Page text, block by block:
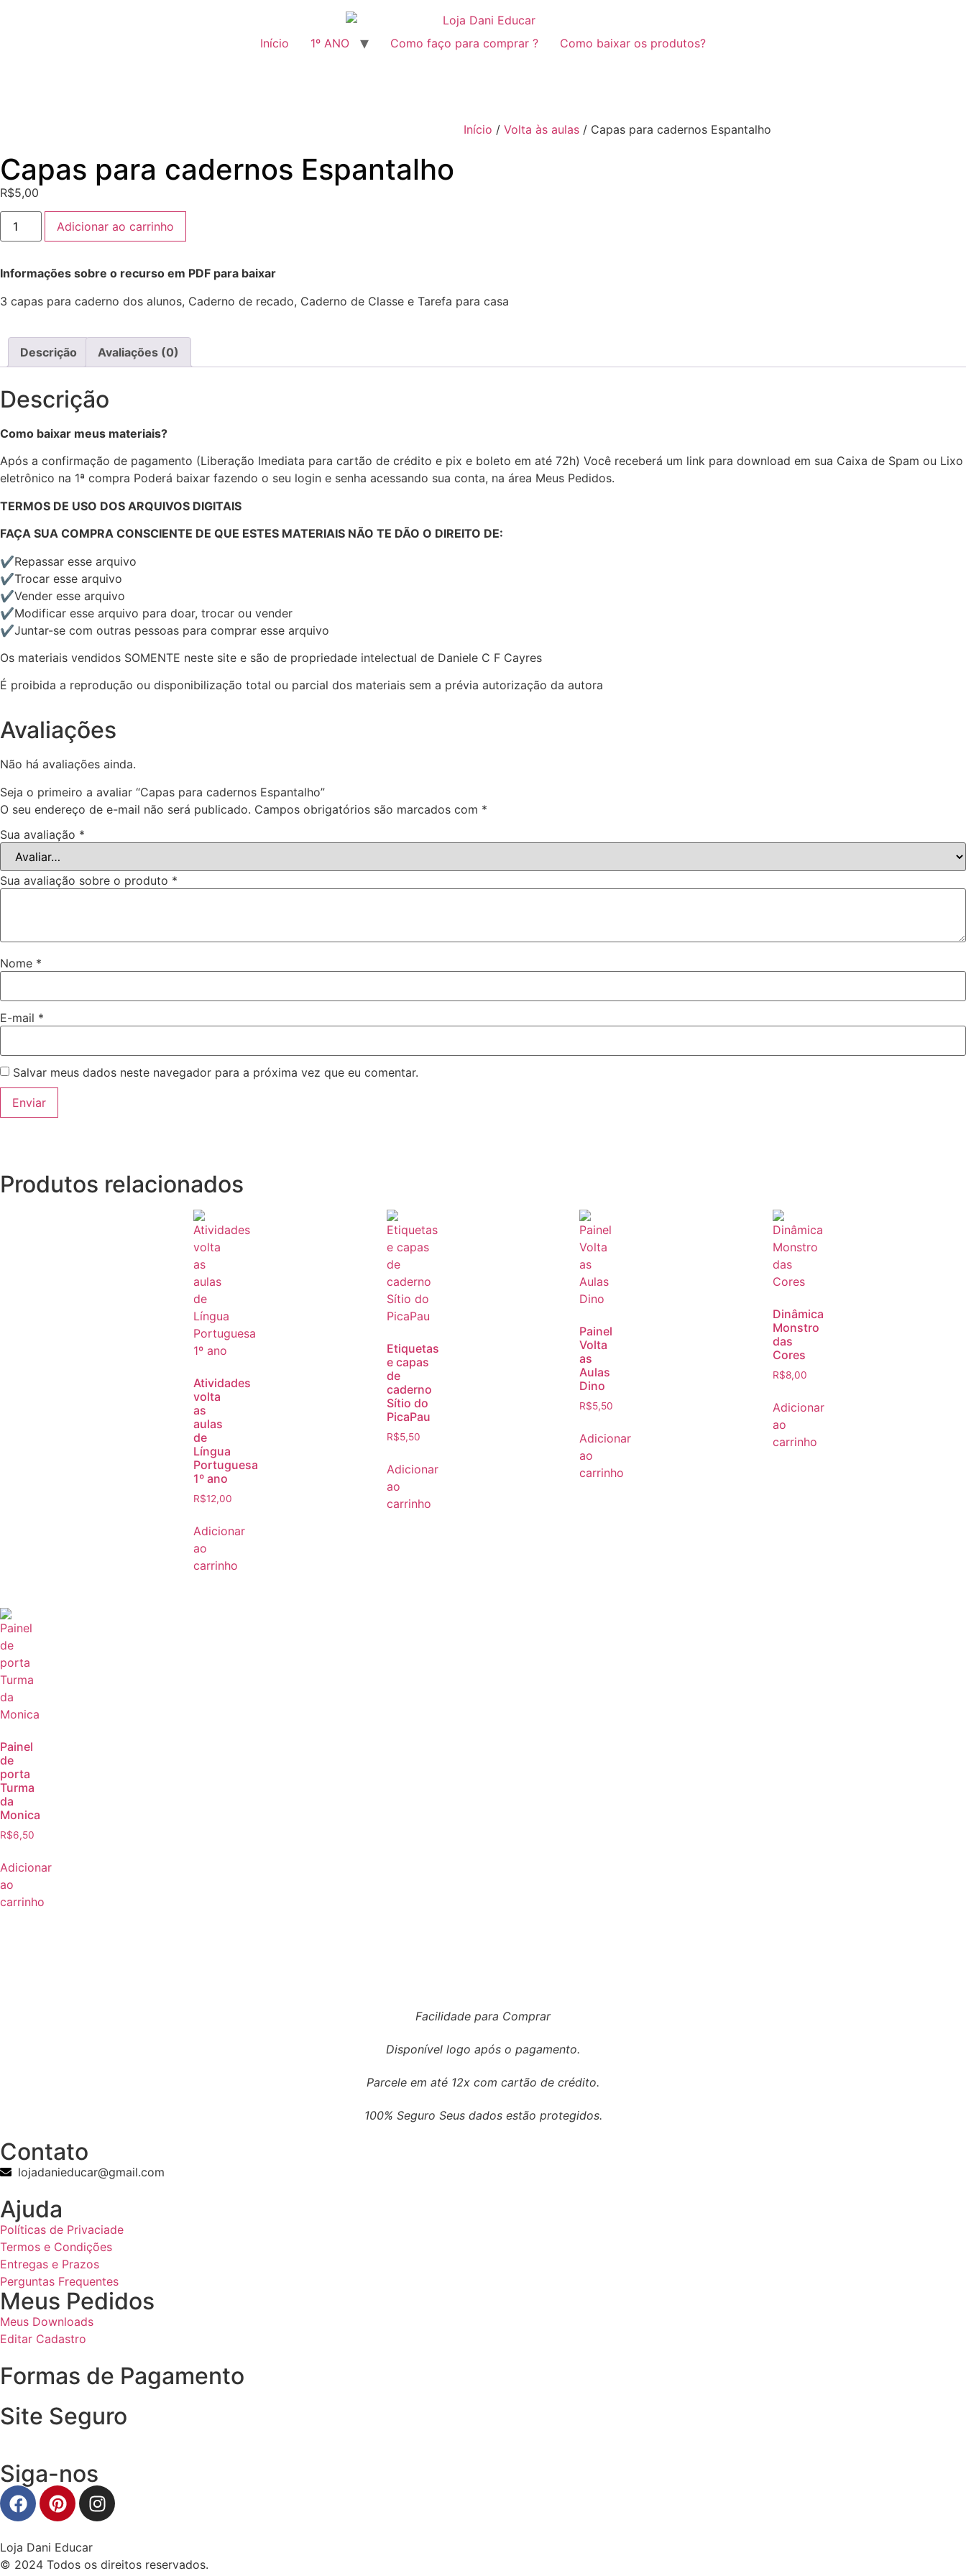
Início 1º ANO Como faço para comprar ? Como baixar os produtos?
Início /Volta às aulas / Capas para cadernos Espantalho
Capas para cadernos Espantalho
R$5,00
Adicionar ao carrinho
Informações sobre o recurso em PDF para baixar
3 capas para caderno dos alunos, Caderno de recado, Caderno de Classe e Tarefa para casa
Descrição Avaliações (0)
Descrição
Como baixar meus materiais?
Após a confirmação de pagamento (Liberação Imediata para cartão de crédito e pix e boleto em até 72h) Você receberá um link para download em sua Caixa de Spam ou Lixo
eletrônico na 1ª compra Poderá baixar fazendo o seu login e senha acessando sua conta, na área Meus Pedidos.
TERMOS DE USO DOS ARQUIVOS DIGITAIS
FAÇA SUA COMPRA CONSCIENTE DE QUE ESTES MATERIAIS NÃO TE DÃO O DIREITO DE:
✔Repassar esse arquivo
✔Trocar esse arquivo
✔Vender esse arquivo
✔Modificar esse arquivo para doar, trocar ou vender
✔Juntar-se com outras pessoas para comprar esse arquivo
Os materiais vendidos SOMENTE neste site e são de propriedade intelectual de Daniele C F Cayres
É proibida a reprodução ou disponibilização total ou parcial dos materiais sem a prévia autorização da autora
Avaliações
Não há avaliações ainda.
Seja o primeiro a avaliar “Capas para cadernos Espantalho”
O seu endereço de e-mail não será publicado. Campos obrigatórios são marcados com *
Sua avaliação *
Sua avaliação sobre o produto *
Nome *
E-mail *
Salvar meus dados neste navegador para a próxima vez que eu comentar.
Produtos relacionados
Atividades
volta
as
aulas
de
Língua
Portuguesa
1º ano
R$12,00
Adicionar
ao
carrinho
Etiquetas
e capas
de
caderno
Sítio do
PicaPau
R$5,50
Adicionar
ao
carrinho
Painel
Volta
as
Aulas
Dino
R$5,50
Adicionar
ao
carrinho
Dinâmica
Monstro
das
Cores
R$8,00
Adicionar
ao
carrinho
Painel
de
porta
Turma
da
Monica
R$6,50
Adicionar
ao
carrinho
Facilidade para Comprar
Disponível logo após o pagamento.
Parcele em até 12x com cartão de crédito.
100% Seguro Seus dados estão protegidos.
Contato
lojadanieducar@gmail.com
Ajuda
Políticas de Privaciade
Termos e Condições
Entregas e Prazos
Perguntas Frequentes
Meus Pedidos
Meus Downloads
Editar Cadastro
Formas de Pagamento
Site Seguro
Siga-nos
Loja Dani Educar
© 2024 Todos os direitos reservados.